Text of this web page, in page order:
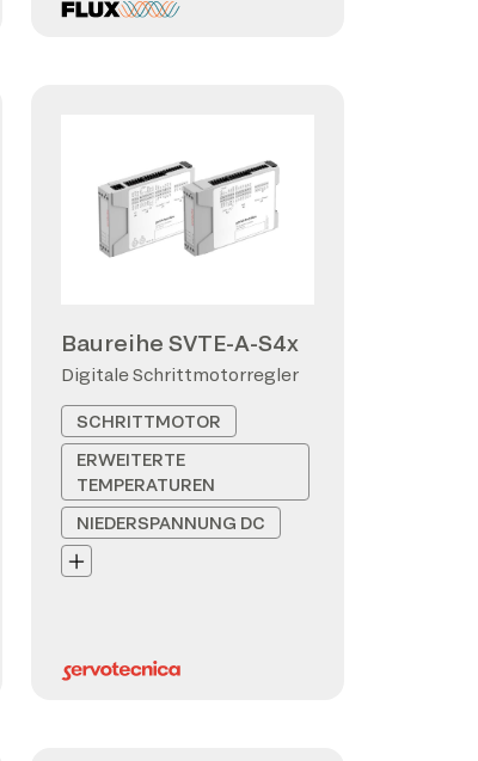
Baureihe SVTE-A-S4x
Digitale Schrittmotorregler
SCHRITTMOTOR
ERWEITERTE
TEMPERATUREN
NIEDERSPANNUNG DC